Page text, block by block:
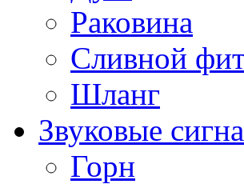
Раковина
Сливной
Шланг
Звуковые
Горн